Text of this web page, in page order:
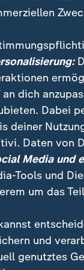
ums
des
noch
der
waren
Dort
weiter. Zwei
an dich
Dabei
deiner
Daten von
Media und
Tools und
um das
und
genutztes